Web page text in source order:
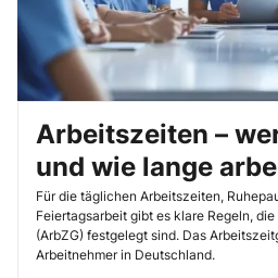
Arbeitszeiten –
und wie lange
Für die täglichen Arbeitszeiten,
Feiertagsarbeit gibt es klare Regeln,
(ArbZG) festgelegt sind. Das
Arbeitnehmer in Deutschland.